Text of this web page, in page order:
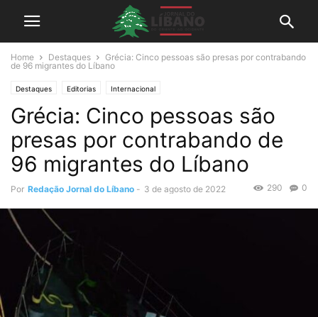
Home Destaques
Grécia: Cinco pessoas são presas por contrabando
de 96 migrantes do Líbano
Destaques Editorias Internacional
Grécia: Cinco pessoas são
presas por contrabando de
96 migrantes do Líbano
Por Redação Jornal do Líbano - 3 de agosto de 2022 0
290